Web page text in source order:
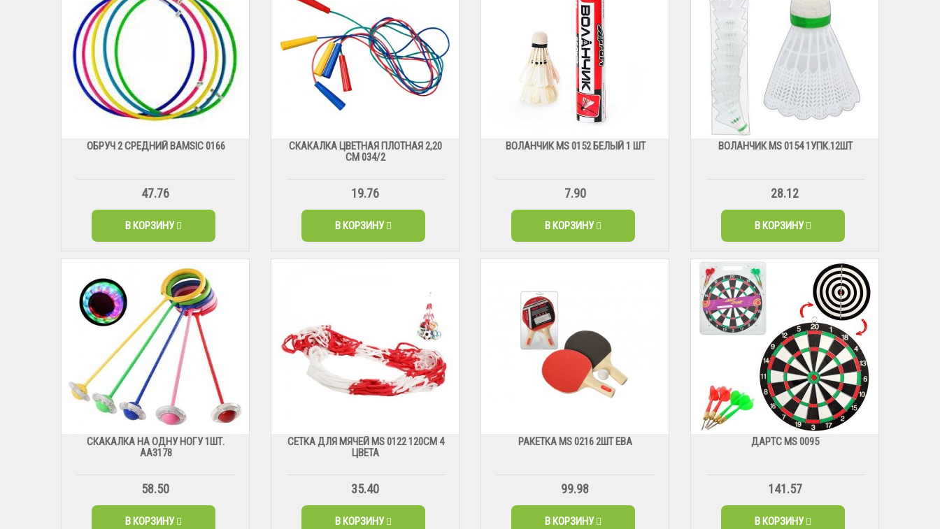
ОБРУЧ 2 СРЕДНИЙ BAMSIC 0166
47.76
В КОРЗИНУ
СКАКАЛКА ЦВЕТНАЯ ПЛОТНАЯ 2,20
СМ 034/2
19.76
В КОРЗИНУ
ВОЛАНЧИК MS 0152 БЕЛЫЙ 1 ШТ
7.90
В КОРЗИНУ
ВОЛАНЧИК MS 0154 1УПК.12ШТ
28.12
В КОРЗИНУ
СКАКАЛКА НА ОДНУ НОГУ 1ШТ.
АА3178
58.50
В КОРЗИНУ
СЕТКА ДЛЯ МЯЧЕЙ МS 0122 120СМ 4
ЦВЕТА
35.40
В КОРЗИНУ
РАКЕТКА MS 0216 2ШТ ЕВА
99.98
В КОРЗИНУ
ДАРТС МS 0095
141.57
В КОРЗИНУ